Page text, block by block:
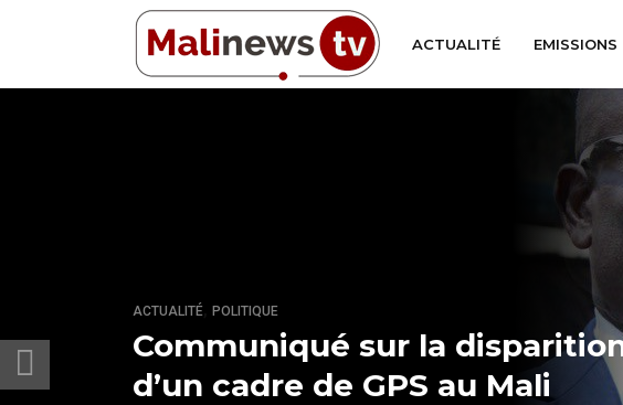
ACTUALITÉ EMISSIONS
ACTUALITÉ POLITIQUE
Communiqué sur la
d’un cadre de GPS au Mali